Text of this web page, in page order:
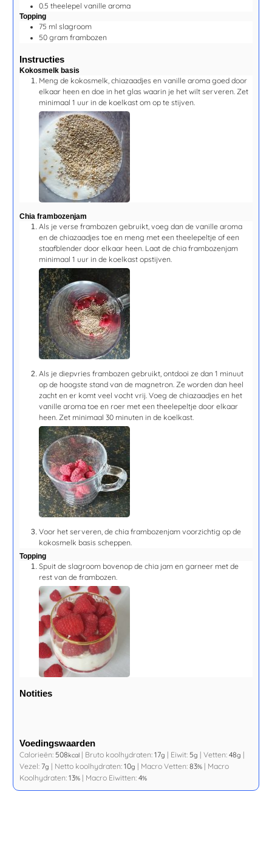
0.5 theelepel vanille aroma
Topping
75 ml slagroom
50 gram frambozen
Instructies
Kokosmelk basis
Meng de kokosmelk, chiazaadjes en vanille aroma goed door
elkaar heen en doe in het glas waarin je het wilt serveren. Zet
minimaal1 uur in de koelkast om op te stijven.
Chia frambozenjam
Als je verse frambozen gebruikt, voeg dan de vanille aroma
en de chiazaadjes toe en meng met een theelepeltje of een
staafblender door elkaar heen. Laat de chia frambozenjam
minimaal1 uur in de koelkast opstijven.
Als je diepvries frambozen gebruikt, ontdooi ze dan 1 minuut
op de hoogste stand van de magnetron. Ze worden dan heel
zacht en er komt veel vocht vrij. Voeg de chiazaadjes en het
vanille aroma toe en roer met een theelepeltje door elkaar
heen. Zet minimaal30 minuten in de koelkast.
Voor het serveren, de chia frambozenjam voorzichtig op de
kokosmelk basis scheppen.
Topping
Spuit de slagroom bovenop de chia jam en garneer met de
rest van de frambozen.
Notities
Voedingswaarden
Calorieën: 508kcal | Bruto koolhydraten:17g | Eiwit: 5g |Vetten:48g |
Vezel: 7g | Netto koolhydraten:10g | Macro Vetten:83% | Macro
Koolhydraten:13% | Macro Eiwitten:4%